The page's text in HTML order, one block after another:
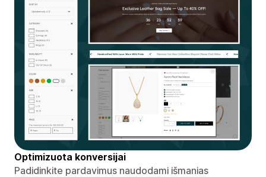
Optimizuota konversijai
Padidinkite pardavimus naudodami išmanias